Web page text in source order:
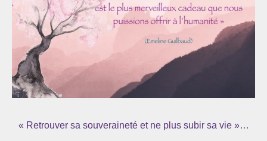
Prendre contact
« Retrouver sa souveraineté et ne plus subir sa vie »…